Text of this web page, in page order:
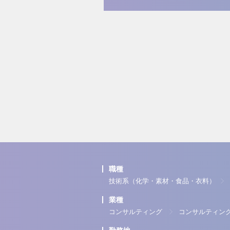
職種
技術系（化学・素材・食品・衣料）
業種
コンサルティング コンサルティン